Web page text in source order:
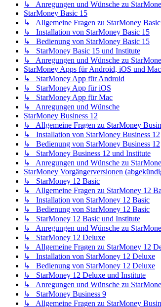
↳ Anregungen und Wünsche zu
StarMoney Basic 15
↳ Allgemeine Fragen zu StarMoney
↳ Installation von StarMoney Basic 15
↳ Bedienung von StarMoney Basic 15
↳ StarMoney Basic 15 und Institute
↳ Anregungen und Wünsche zu
StarMoney Apps für Android, iOS und
↳ StarMoney App für Android
↳ StarMoney App für iOS
↳ StarMoney App für Mac
↳ Anregungen und Wünsche
StarMoney Business 12
↳ Allgemeine Fragen zu StarMoney
↳ Installation von StarMoney Business 12
↳ Bedienung von StarMoney Business 12
↳ StarMoney Business 12 und Institute
↳ Anregungen und Wünsche zu
StarMoney Vorgängerversionen
↳ StarMoney 12 Basic
↳ Allgemeine Fragen zu StarMoney 12
↳ Installation von StarMoney 12 Basic
↳ Bedienung von StarMoney 12 Basic
↳ StarMoney 12 Basic und Institute
↳ Anregungen und Wünsche zu
↳ StarMoney 12 Deluxe
↳ Allgemeine Fragen zu StarMoney 12
↳ Installation von StarMoney 12 Deluxe
↳ Bedienung von StarMoney 12 Deluxe
↳ StarMoney 12 Deluxe und Institute
↳ Anregungen und Wünsche zu
↳ StarMoney Business 9
↳ Allgemeine Fragen zu StarMoney